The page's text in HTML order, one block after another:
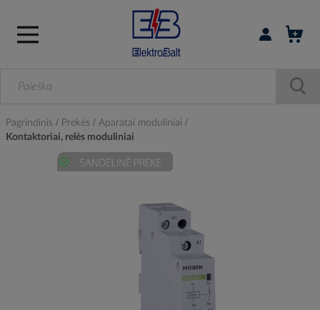
Prisijungti /
Pagrindinis Prekės
Aparatai moduliniai
Kontaktoriai, relės moduliniai